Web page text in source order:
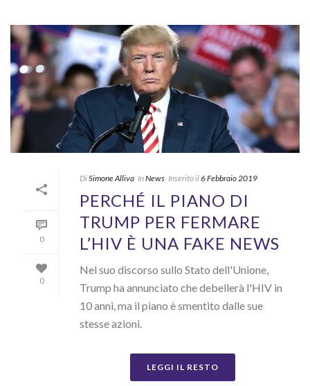
0
0
DiSimone Alliva InNews Inserito il6 Febbraio 2019
PERCHÉ IL PIANO DI
TRUMP PER FERMARE
L’HIV È UNA FAKE NEWS
Nel suo discorso sullo Stato dell'Unione,
Trump ha annunciato che debellerà l'HIV in
10 anni, ma il piano è smentito dalle sue
stesse azioni.
LEGGI IL RESTO